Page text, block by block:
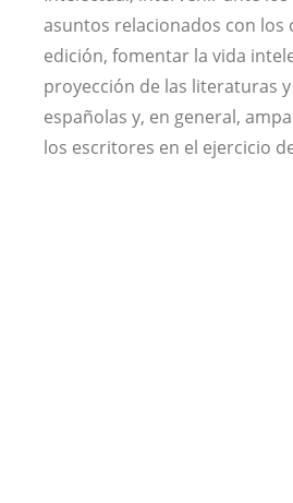
asuntos relacionados con los
edición, fomentar la vida
proyección de las literaturas
españolas y, en general,
los escritores en el ejercicio